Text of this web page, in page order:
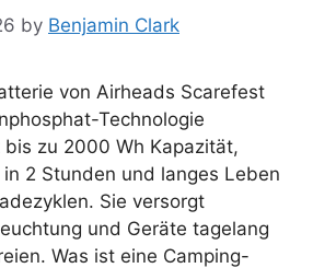
by Benjamin Clark
von Airheads Scarefest
Technologie
bis zu 2000 Wh Kapazität,
2 Stunden und langes Leben
Sie versorgt
und Geräte tagelang
Was ist eine Camping-